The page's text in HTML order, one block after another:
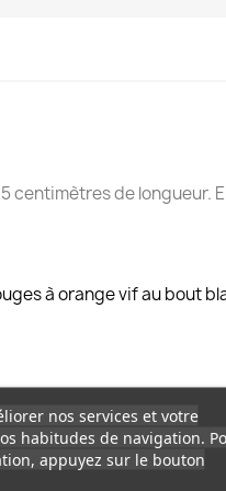
centimètres de longueur.
à orange vif au bout
nos services et votre
habitudes de navigation.
appuyez sur le bouton